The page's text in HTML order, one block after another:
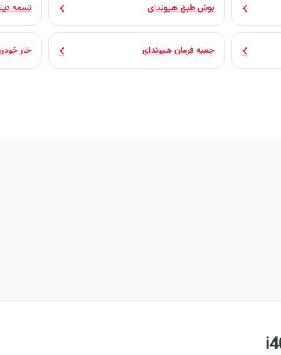
بوش طبق هیوندای تسمه
جعبه فرمان هیوندای خار